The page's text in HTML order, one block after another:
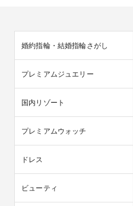
婚約指輪・結婚指輪さがし
プレミアムジュエリー
国内リゾート
プレミアムウォッチ
ドレス
ビューティ